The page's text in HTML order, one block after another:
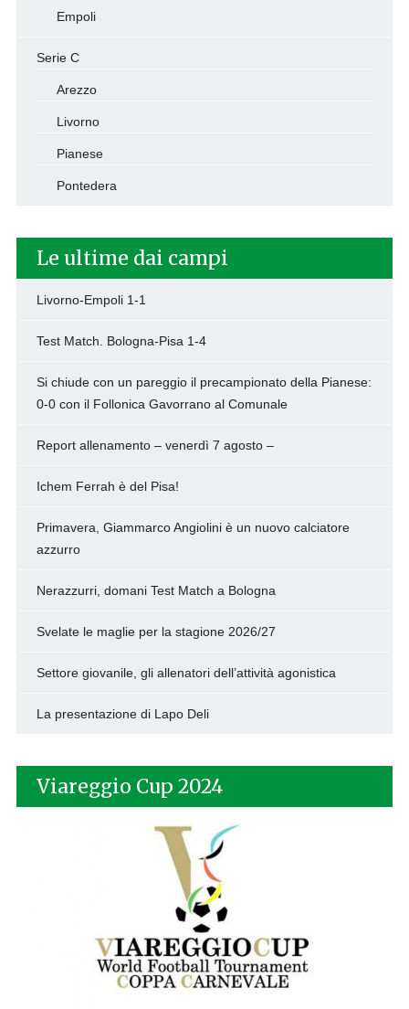
Empoli
Serie C
Arezzo
Livorno
Pianese
Pontedera
Le ultime dai campi
Livorno-Empoli 1-1
Test Match. Bologna-Pisa 1-4
Si chiude con un pareggio il precampionato della Pianese:
0-0 con il Follonica Gavorrano al Comunale
Report allenamento – venerdì 7 agosto –
Ichem Ferrah è del Pisa!
Primavera, Giammarco Angiolini è un nuovo calciatore
azzurro
Nerazzurri, domani Test Match a Bologna
Svelate le maglie per la stagione 2026/27
Settore giovanile, gli allenatori dell’attività agonistica
La presentazione di Lapo Deli
Viareggio Cup 2024